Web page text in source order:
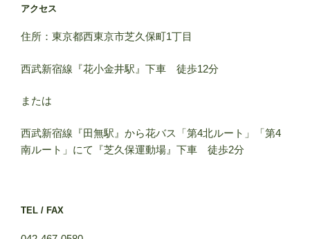
アクセス
住所：東京都西東京市芝久保町1丁目
西武新宿線『花小金井駅』下車 徒歩12分
または
西武新宿線『田無駅』から花バス「第4北ルート」「第4
南ルート」にて『芝久保運動場』下車 徒歩2分
TEL / FAX